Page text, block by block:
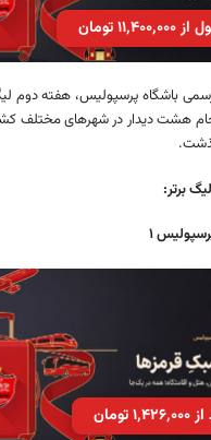
تومان
باشگاه پرسپولیس، هفته دوم
برتر:
۱